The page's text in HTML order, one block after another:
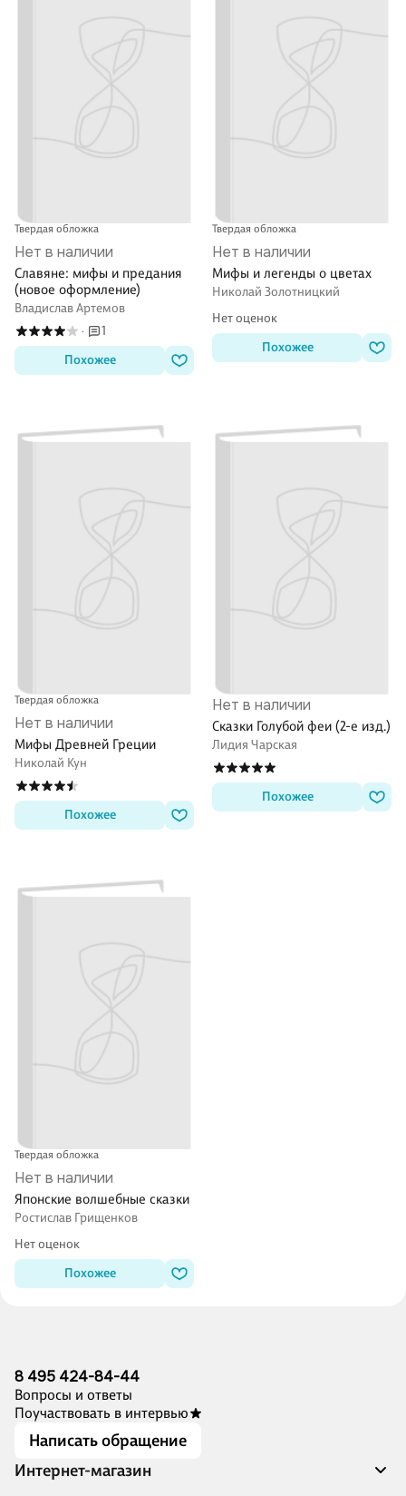
Твердая обложка
Нет в наличии
Славяне: мифы и предания
(новое оформление)
Владислав Артемов
·
1
Похожее
Твердая обложка
Нет в наличии
Мифы и легенды о цветах
Николай Золотницкий
Нет оценок
Похожее
Твердая обложка
Нет в наличии
Мифы Древней Греции
Николай Кун
Похожее
Нет в наличии
Сказки Голубой феи (2-е изд.)
Лидия Чарская
Похожее
Твердая обложка
Нет в наличии
Японские волшебные сказки
Ростислав Грищенков
Нет оценок
Похожее
8 495 424-84-44
Вопросы и ответы
Поучаствовать в интервью
Написать обращение
Интернет-магазин